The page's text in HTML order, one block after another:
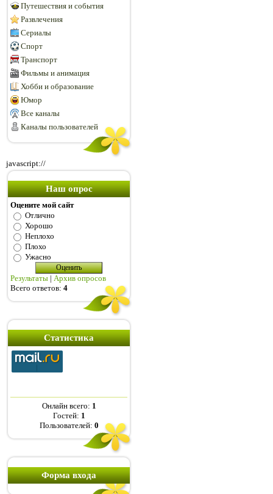
Путешествия и события
Развлечения
Сериалы
Спорт
Транспорт
Фильмы и анимация
Хобби и образование
Юмор
Все каналы
Каналы пользователей
javascript://
Наш опрос
Оцените мой сайт
Отлично
Хорошо
Неплохо
Плохо
Ужасно
Результаты | Архив опросов
Всего ответов: 4
Статистика
Онлайн всего: 1
Гостей: 1
Пользователей: 0
Форма входа